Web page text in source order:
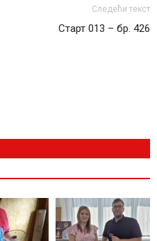
Следећи текст
Старт 013 – бр. 426